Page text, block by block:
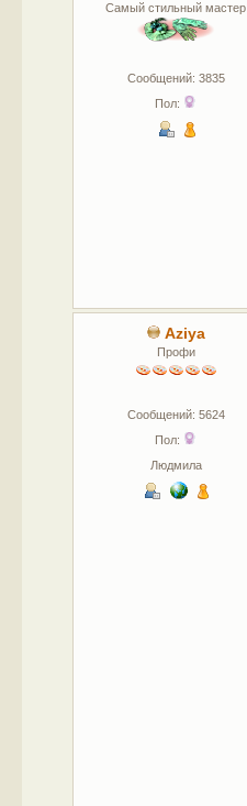
Самый стильный мастер
Сообщений: 3835
Пол:
Aziya
Профи
Сообщений: 5624
Пол:
Людмила